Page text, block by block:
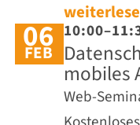
06
FEB
mobiles
Web-